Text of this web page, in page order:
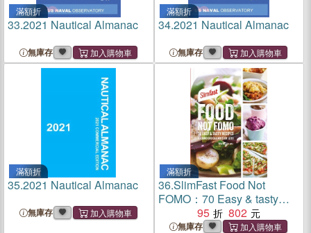
滿額折
33.2021 Nautical Almanac
無庫存
滿額折
34.2021 Nautical Almanac
無庫存
滿額折
35.2021 Nautical Almanac
無庫存
滿額折
36.SlimFast Food Not
FOMO：70 Easy & tasty
recipes, 600 calories or less.
95 802
無庫存